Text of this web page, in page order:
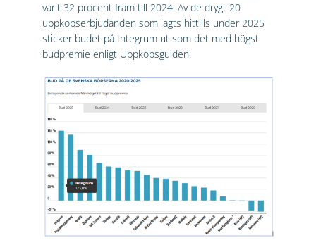
varit 32 procent fram till 2024. Av de drygt 20
uppköpserbjudanden som lagts hittills under 2025
sticker budet på Integrum ut som det med högst
budpremie enligt Uppköpsguiden.